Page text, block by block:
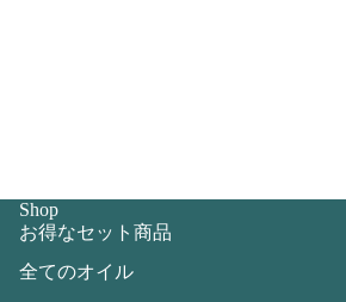
Shop
お得なセット商品
全てのオイル